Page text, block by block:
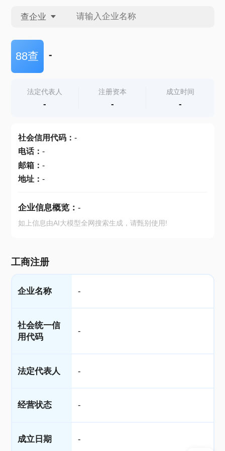
查企业
查企业
查产地
88查 -
法定代表人
-
注册资本
-
成立时间
-
社会信用代码： -
电话： -
邮箱： -
地址： -
企业信息概览： -
如上信息由AI大模型全网搜索生成，请甄别使用!
工商注册
企业名称 -
社会统一信
用代码
-
法定代表人 -
经营状态 -
成立日期 -